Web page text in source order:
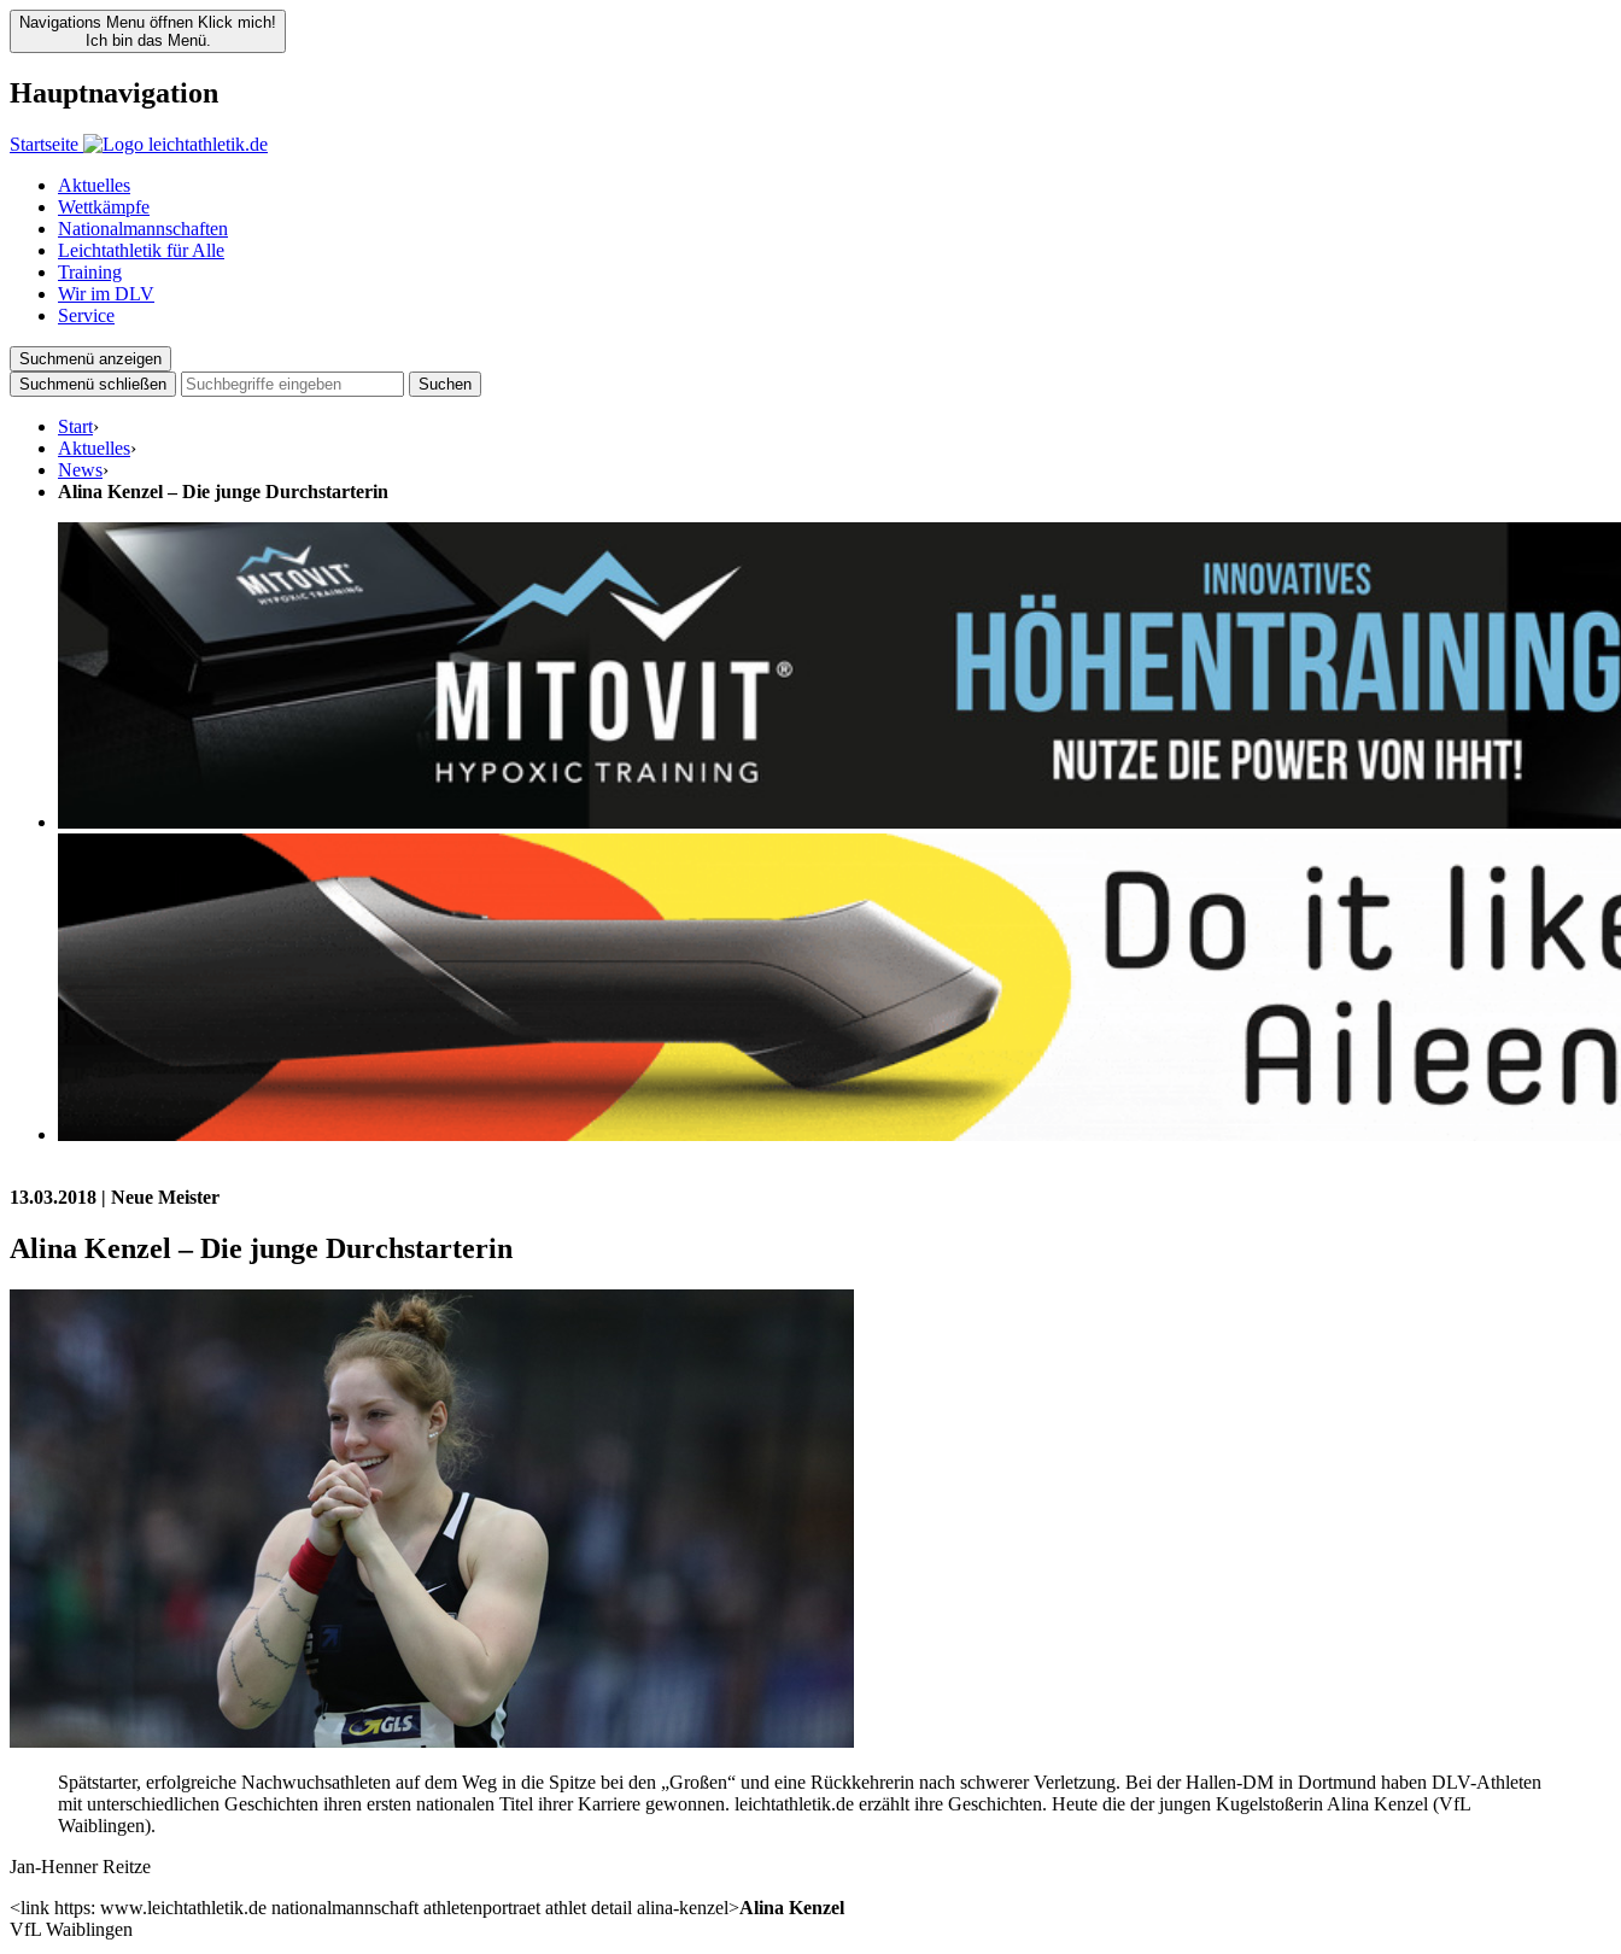
Navigations Menu öffnen Klick mich!
Ich bin das Menü.
Hauptnavigation
Startseite
Aktuelles
Wettkämpfe
Nationalmannschaften
Leichtathletik für Alle
Training
Wir im DLV
Service
Suchmenü anzeigen
Suchmenü schließen
Suchen
Start›
Aktuelles›
News›
Alina Kenzel – Die junge Durchstarterin
13.03.2018 | Neue Meister
Alina Kenzel – Die junge Durchstarterin
Spätstarter, erfolgreiche Nachwuchsathleten auf dem Weg in die Spitze bei den „Großen“ und eine Rückkehrerin nach schwerer Verletzung. Bei der Hallen-DM in Dortmund haben DLV-Athleten
mit unterschiedlichen Geschichten ihren ersten nationalen Titel ihrer Karriere gewonnen. leichtathletik.de erzählt ihre Geschichten. Heute die der jungen Kugelstoßerin Alina Kenzel (VfL
Waiblingen).
Jan-Henner Reitze
<link https: www.leichtathletik.de nationalmannschaft athletenportraet athlet detail alina-kenzel>Alina Kenzel
VfL Waiblingen